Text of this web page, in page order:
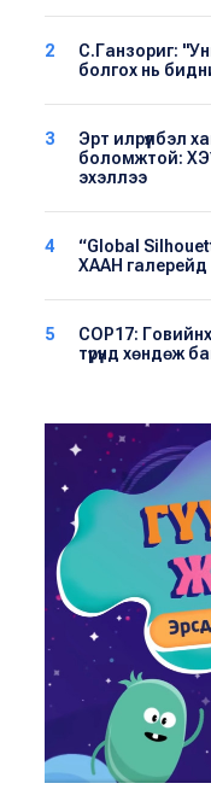
2
С.Ганзориг:
болгох нь
3
Эрт илрүүлбэл
боломжтой:
эхэллээ
4
“Global
ХААН галерейд
5
COP17:
түрүүнд хөндөж